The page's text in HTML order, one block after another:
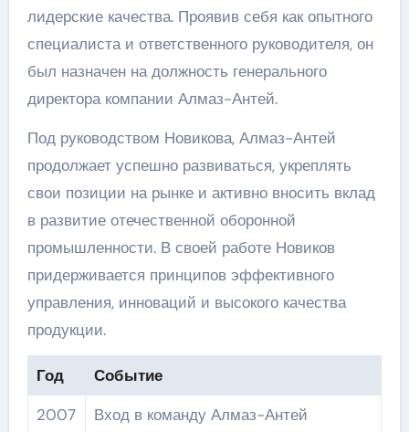
лидерские качества. Проявив себя как опытного
специалиста и ответственного руководителя, он
был назначен на должность генерального
директора компании Алмаз-Антей.
Под руководством Новикова, Алмаз-Антей
продолжает успешно развиваться, укреплять
свои позиции на рынке и активно вносить вклад
в развитие отечественной оборонной
промышленности. В своей работе Новиков
придерживается принципов эффективного
управления, инноваций и высокого качества
продукции.
Год
Событие
2007
Вход в команду Алмаз-Антей